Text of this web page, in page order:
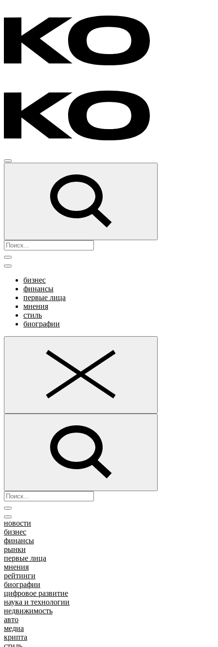
бизнес
финансы
первые лица
мнения
стиль
биографии
новости
бизнес
финансы
рынки
первые лица
мнения
рейтинги
биографии
цифровое развитие
наука и технологии
недвижимость
авто
медиа
крипта